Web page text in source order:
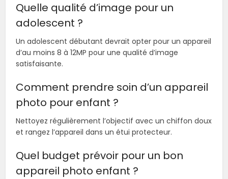
Quelle qualité d’image pour un
adolescent ?
Un adolescent débutant devrait opter pour un appareil
d’au moins 8 à 12MP pour une qualité d’image
satisfaisante.
Comment prendre soin d’un appareil
photo pour enfant ?
Nettoyez régulièrement l’objectif avec un chiffon doux
et rangez l’appareil dans un étui protecteur.
Quel budget prévoir pour un bon
appareil photo enfant ?